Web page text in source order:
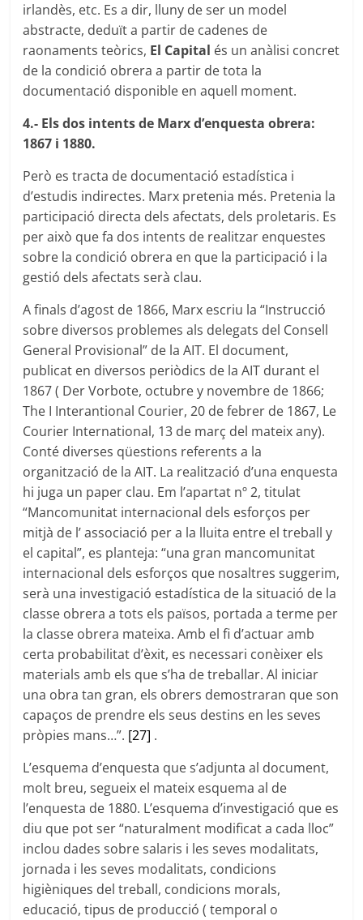
irlandès, etc. Es a dir, lluny de ser un model
abstracte, deduït a partir de cadenes de
raonaments teòrics, El Capital és un anàlisi concret
de la condició obrera a partir de tota la
documentació disponible en aquell moment.
4.- Els dos intents de Marx d’enquesta obrera:
1867 i 1880.
Però es tracta de documentació estadística i
d’estudis indirectes. Marx pretenia més. Pretenia la
participació directa dels afectats, dels proletaris. Es
per això que fa dos intents de realitzar enquestes
sobre la condició obrera en que la participació i la
gestió dels afectats serà clau.
A finals d’agost de 1866, Marx escriu la “Instrucció
sobre diversos problemes als delegats del Consell
General Provisional” de la AIT. El document,
publicat en diversos periòdics de la AIT durant el
1867 ( Der Vorbote, octubre y novembre de 1866;
The I Interantional Courier, 20 de febrer de 1867, Le
Courier International, 13 de març del mateix any).
Conté diverses qüestions referents a la
organització de la AIT. La realització d’una enquesta
hi juga un paper clau. Em l’apartat nº 2, titulat
“Mancomunitat internacional dels esforços per
mitjà de l’ associació per a la lluita entre el treball y
el capital”, es planteja: “una gran mancomunitat
internacional dels esforços que nosaltres suggerim,
serà una investigació estadística de la situació de la
classe obrera a tots els països, portada a terme per
la classe obrera mateixa. Amb el fi d’actuar amb
certa probabilitat d’èxit, es necessari conèixer els
materials amb els que s’ha de treballar. Al iniciar
una obra tan gran, els obrers demostraran que son
capaços de prendre els seus destins en les seves
pròpies mans…”. [27] .
L’esquema d’enquesta que s’adjunta al document,
molt breu, segueix el mateix esquema al de
l’enquesta de 1880. L’esquema d’investigació que es
diu que pot ser “naturalment modificat a cada lloc”
inclou dades sobre salaris i les seves modalitats,
jornada i les seves modalitats, condicions
higièniques del treball, condicions morals,
educació, tipus de producció ( temporal o